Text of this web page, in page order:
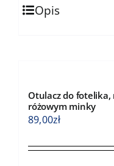
Opis
Otulacz do fotelika,
różowym minky
89,00zł